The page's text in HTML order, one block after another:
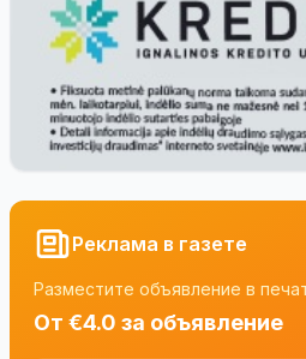
Реклама в газете
Разместите объявление в
От €4.0 за объявление